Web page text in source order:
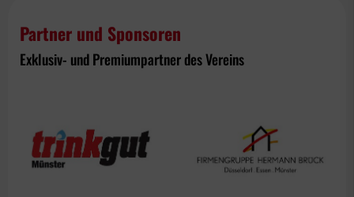
Partner und Sponsoren
Exklusiv- und Premiumpartner des Vereins